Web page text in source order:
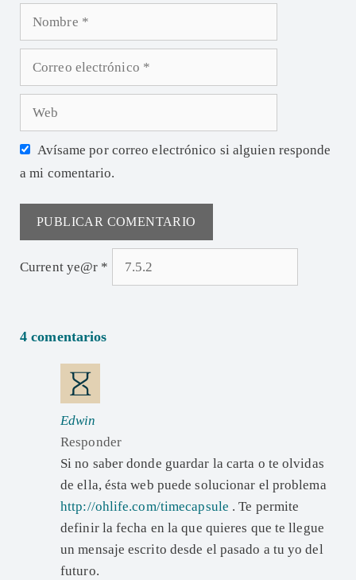
Avísame por correo electrónico si alguien responde
a mi comentario.
Current ye@r *
4 comentarios
Edwin
Responder
Si no saber donde guardar la carta o te olvidas
de ella, ésta web puede solucionar el problema
http://ohlife.com/timecapsule . Te permite
definir la fecha en la que quieres que te llegue
un mensaje escrito desde el pasado a tu yo del
futuro.